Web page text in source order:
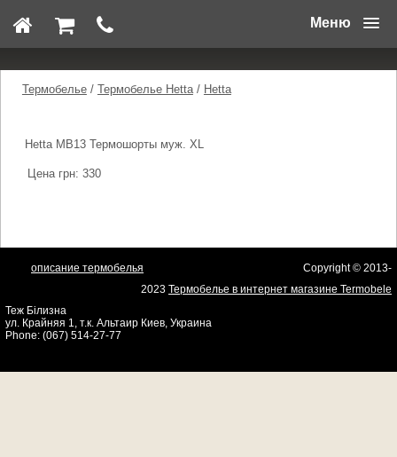
Меню
Термобелье/ Термобелье Hetta/ Hetta
Hetta MB13 Термошорты муж. XL
Цена грн: 330
описание термобелья Copyright © 2013-
2023 Термобелье в интернет магазине Termobele
Теж Бiлизна
ул. Крайняя 1, т.к. Альтаир Киев, Украина
Phone: (067) 514-27-77